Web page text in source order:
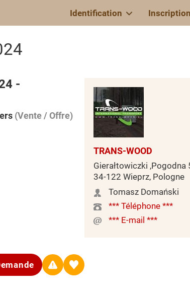
Identification Inscription
-
(Vente / Offre)
TRANS-WOOD
Gierałtowiczki ,Pogodna
34-122 Wieprz, Pologne
Tomasz Domański
*** Téléphone ***
*** E-mail ***